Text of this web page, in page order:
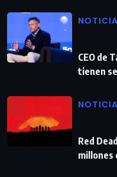
CEO de
tienen
Red
millones